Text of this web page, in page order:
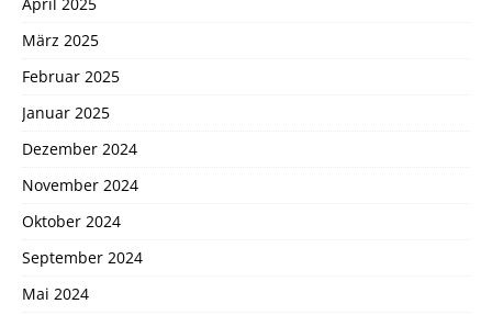
März 2025
Februar 2025
Januar 2025
Dezember 2024
November 2024
Oktober 2024
September 2024
Mai 2024